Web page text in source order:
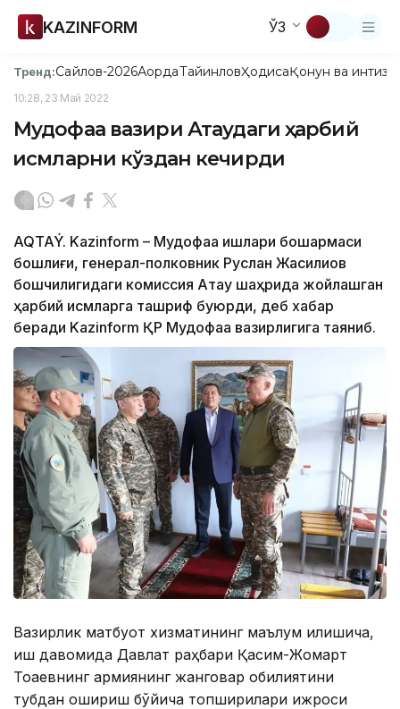
KAZINFORM ЎЗ
Тренд:Сайлов-2026АқордаТайинловҲодисаҚонун ва
10:28, 23 Май 2022
Мудофаа вазири Ақтаудаги ҳарбий
қисмларни кўздан кечирди
AQTAÝ. Kazinform – Мудофаа ишлари бошқармаси
бошлиғи, генерал-полковник Руслан Жақсилиқов
бошчилигидаги комиссия Ақтау шаҳрида жойлашган
ҳарбий қисмларга ташриф буюрди, деб хабар
беради Kazinform ҚР Мудофаа вазирлигига таяниб.
Вазирлик матбуот хизматининг маълум қилишича,
иш давомида Давлат раҳбари Қасим-Жомарт
Тоқаевнинг армиянинг жанговар қобилиятини
тубдан ошириш бўйича топшириқлари ижроси